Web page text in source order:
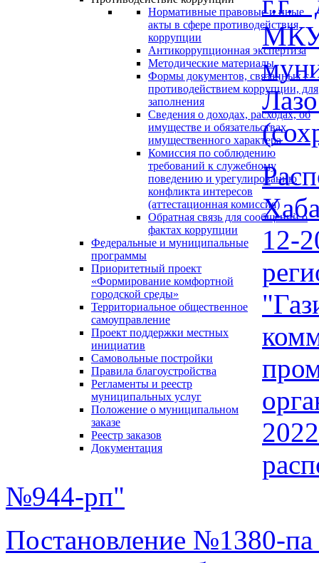
Нормативные правовые и иные
акты в сфере противодействия
коррупции
Антикоррупционная экспертиза
Методические материалы
Формы документов, связанных с
противодействием коррупции, для
заполнения
Сведения о доходах, расходах, об
имуществе и обязательствах
имущественного характера
Комиссия по соблюдению
требований к служебному
поведению и урегулированию
конфликта интересов
(аттестационная комиссия)
Обратная связь для сообщений о
фактах коррупции
Федеральные и муниципальные
программы
Приоритетный проект
«Формирование комфортной
городской среды»
Территориальное общественное
самоуправление
Проект поддержки местных
инициатив
Самовольные постройки
Правила благоустройства
Регламенты и реестр
муниципальных услуг
Положение о муниципальном
заказе
Реестр заказов
Документация
12-
№944-рп"
Постановление №1380-па